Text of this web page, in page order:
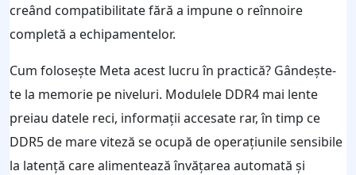
creând compatibilitate fără a impune o reînnoire
completă a echipamentelor.
Cum folosește Meta acest lucru în practică? Gândește-
te la memorie pe niveluri. Modulele DDR4 mai lente
preiau datele reci, informații accesate rar, în timp ce
DDR5 de mare viteză se ocupă de operațiunile sensibile
la latență care alimentează învățarea automată și